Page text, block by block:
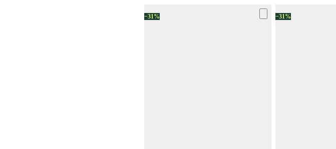
−31% −31%